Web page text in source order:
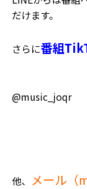
だけます。
さらに番組
@music_joqr
他、 メール（